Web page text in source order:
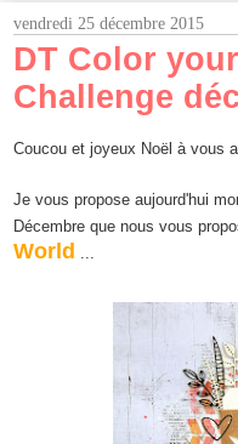
vendredi 25 décembre 2015
DT Color
Challenge
Coucou et joyeux Noël à vous
Je vous propose aujourd'hui
Décembre que nous vous
World